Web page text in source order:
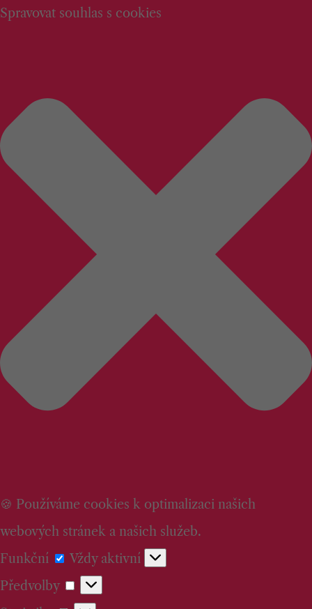
Spravovat souhlas s cookies
🍪 Používáme cookies k optimalizaci našich
webových stránek a našich služeb.
Funkční
Funkční
Vždy aktivní
Předvolby
Předvolby